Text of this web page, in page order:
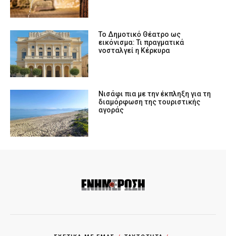
Το Δημοτικό Θέατρο ως
εικόνισμα: Τι πραγματικά
νοσταλγεί η Κέρκυρα
Νισάφι πια με την έκπληξη για τη
διαμόρφωση της τουριστικής
αγοράς